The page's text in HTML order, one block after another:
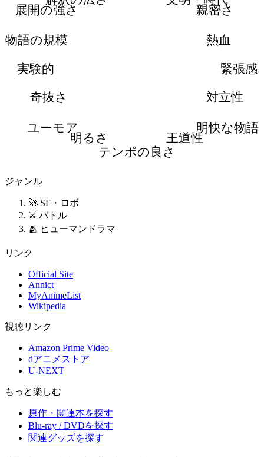
親密さ
熱血
緊張感
対立性
明快な物語
王道性
テンポの良さ
明るさ
ユーモア
奇抜さ
実験的
物語の規模
展開の強さ
ジャンル
🚀 SF・ロボ
⚔️ バトル
🫂 ヒューマンドラマ
リンク
Official Site
Annict
MyAnimeList
Wikipedia
視聴リンク
Amazon Prime Video
dアニメストア
U-NEXT
もっと楽しむ
原作・関連本を探す
Blu-ray / DVDを探す
関連グッズを探す